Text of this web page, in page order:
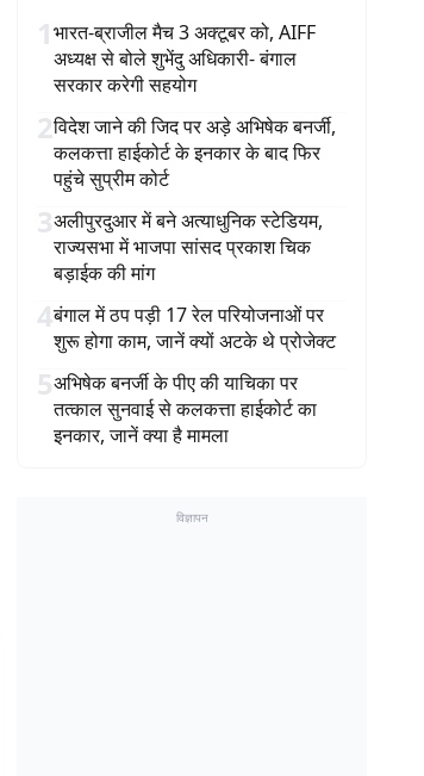
1भारत-ब्राजील मैच 3 अक्टूबर को, AIFF
अध्यक्ष से बोले शुभेंदु अधिकारी- बंगाल
सरकार करेगी सहयोग
2विदेश जाने की जिद पर अड़े अभिषेक बनर्जी,
कलकत्ता हाईकोर्ट के इनकार के बाद फिर
पहुंचे सुप्रीम कोर्ट
3अलीपुरदुआर में बने अत्याधुनिक स्टेडियम,
राज्यसभा में भाजपा सांसद प्रकाश चिक
बड़ाईक की मांग
4बंगाल में ठप पड़ी 17 रेल परियोजनाओं पर
शुरू होगा काम, जानें क्यों अटके थे प्रोजेक्ट
5अभिषेक बनर्जी के पीए की याचिका पर
तत्काल सुनवाई से कलकत्ता हाईकोर्ट का
इनकार, जानें क्या है मामला
विज्ञापन